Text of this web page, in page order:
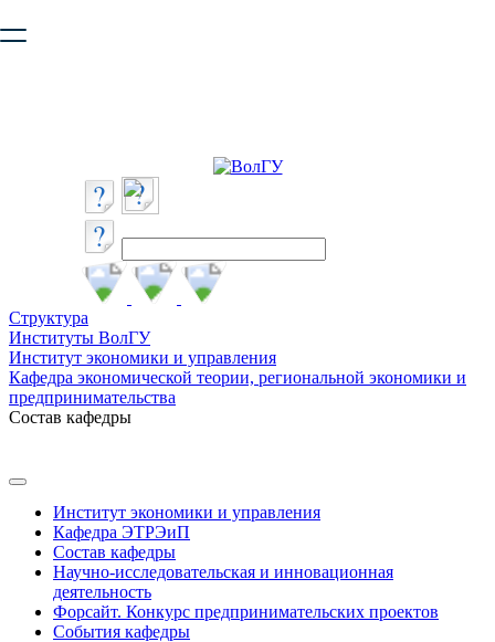
безопасную работу с сайтом. Пожалуйста
Структура
Институты ВолГУ
Институт экономики и управления
Кафедра экономической теории, региональной экономики и
предпринимательства
Состав кафедры
Институт экономики и управления
Кафедра ЭТРЭиП
Состав кафедры
Научно-исследовательская и инновационная
деятельность
Форсайт. Конкурс предпринимательских проектов
События кафедры